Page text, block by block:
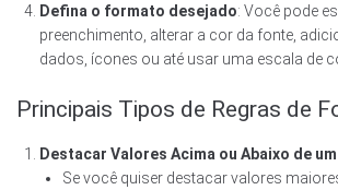
Defina o formato desejado: Você pode
preenchimento, alterar a cor da fonte,
dados, ícones ou até usar uma escala de
Principais Tipos de Regras de
Destacar Valores Acima ou Abaixo de
Se você quiser destacar valores